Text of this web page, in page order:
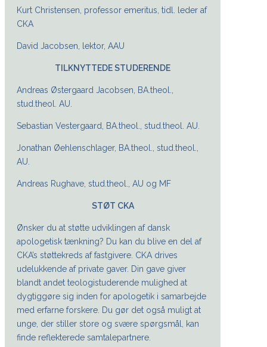
Kurt Christensen, professor emeritus, tidl. leder af
CKA
David Jacobsen, lektor, AAU
TILKNYTTEDE STUDERENDE
Andreas Østergaard Jacobsen, BA.theol.,
stud.theol. AU.
Sebastian Vestergaard, BA.theol., stud.theol. AU.
Jonathan Øehlenschlager, BA.theol., stud.theol.,
AU.
Andreas Rughave, stud.theol., AU og MF
STØT CKA
Ønsker du at støtte udviklingen af dansk
apologetisk tænkning? Du kan du blive en del af
CKA’s støttekreds af fastgivere. CKA drives
udelukkende af private gaver. Din gave giver
blandt andet teologistuderende mulighed at
dygtiggøre sig inden for apologetik i samarbejde
med erfarne forskere. Du gør det også muligt at
unge, der stiller store og svære spørgsmål, kan
finde reflekterede samtalepartnere.